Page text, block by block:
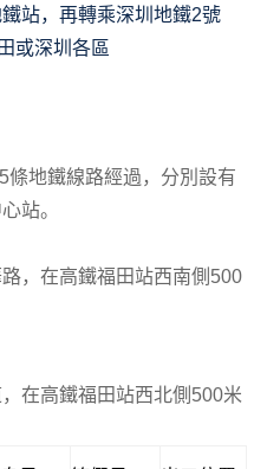
站，再轉乘深圳地鐵2號
或深圳各區
地鐵線路經過，分別設有
站。
，在高鐵福田站西南側500
在高鐵福田站西北側500米